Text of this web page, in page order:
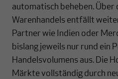
automatisch beheben. Über
Warenhandels entfällt
Partner wie Indien oder
bislang jeweils nur rund ein
Handelsvolumens aus. Die
Märkte vollständig durch